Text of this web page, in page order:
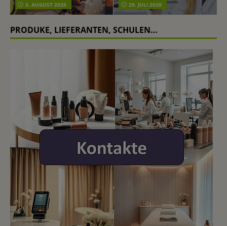
3. AUGUST 2026
29. JULI 2026
PRODUKE, LIEFERANTEN, SCHULEN…